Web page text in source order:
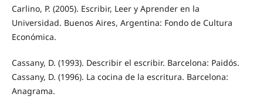
Carlino, P. (2005). Escribir, Leer y Aprender en la
Universidad. Buenos Aires, Argentina: Fondo de Cultura
Económica.
Cassany, D. (1993). Describir el escribir. Barcelona: Paidós.
Cassany, D. (1996). La cocina de la escritura. Barcelona:
Anagrama.